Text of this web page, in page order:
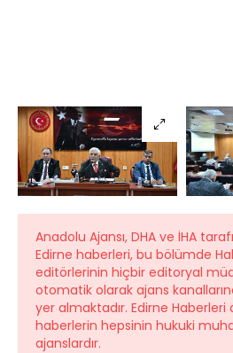
Anadolu Ajansı, DHA ve İHA
Edirne haberleri, bu bölümde
editörlerinin hiçbir editoryal
otomatik olarak ajans
yer almaktadır. Edirne Haberleri
haberlerin hepsinin hukuki
ajanslardır.